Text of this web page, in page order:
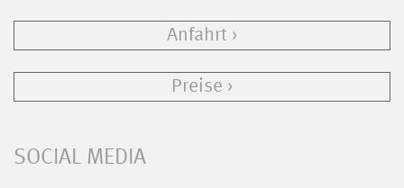
Anfahrt
Preise
SOCIAL MEDIA